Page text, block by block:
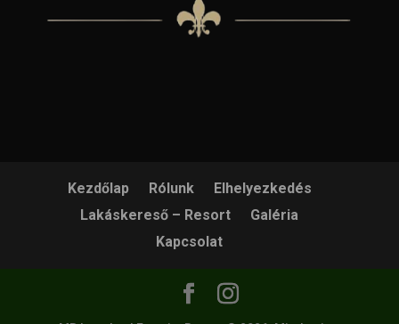
Kezdőlap Rólunk
Elhelyezkedés
Lakáskereső – Resort
Galéria
Kapcsolat